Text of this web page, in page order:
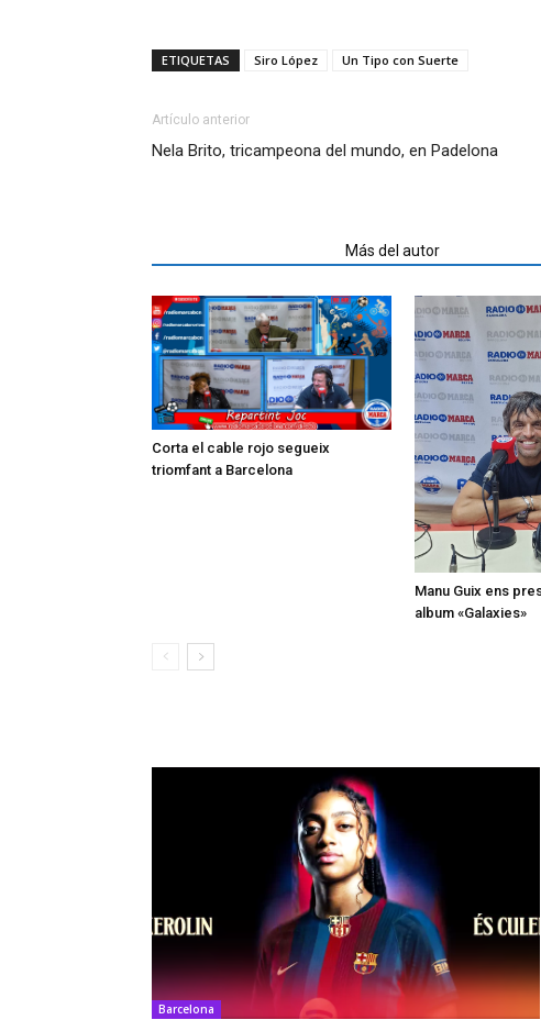
ETIQUETAS Siro López Un Tipo con Suerte
Artículo anterior
Nela Brito, tricampeona del mundo, en Padelona
Más del autor
Corta el cable rojo segueix
triomfant a Barcelona
Manu Guix ens
album «Galaxies»
Barcelona